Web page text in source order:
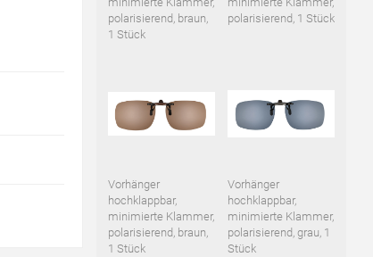
polarisierend, braun,
1 Stück
polarisierend, 1 Stück
Vorhänger
hochklappbar,
minimierte Klammer,
polarisierend, braun,
1 Stück
Vorhänger
hochklappbar,
minimierte Klammer,
polarisierend, grau, 1
Stück